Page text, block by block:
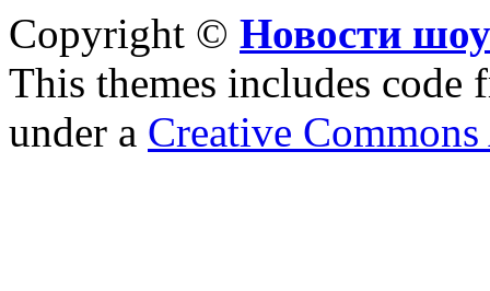
Copyright © Новости
This themes includes code
under a Creative